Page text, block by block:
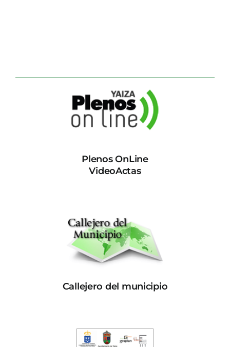
Plenos OnLine
VideoActas
Callejero del municipio